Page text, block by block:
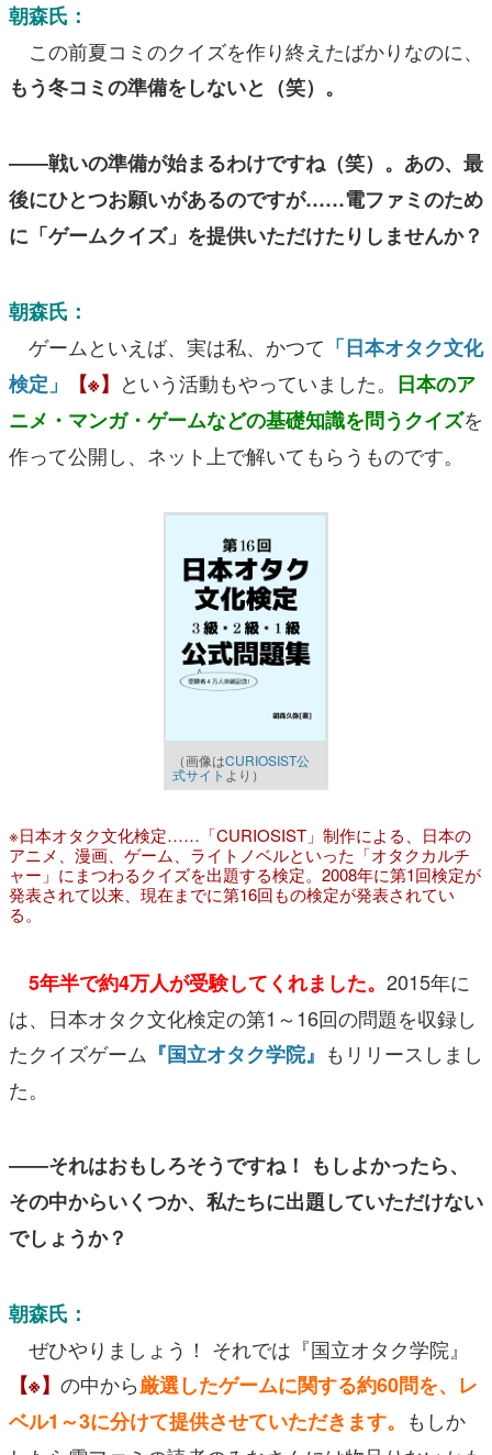
朝森氏：
この前夏コミのクイズを作り終えたばかりなのに、
もう冬コミの準備をしないと（笑）。
――戦いの準備が始まるわけですね（笑）。あの、最
後にひとつお願いがあるのですが……電ファミのため
に「ゲームクイズ」を提供いただけたりしませんか？
朝森氏：
ゲームといえば、実は私、かつて 「日本オタク文化
検定」
【※】 という活動もやっていました。 日本のア
ニメ・マンガ・ゲームなどの基礎知識を問うクイズを
作って公開し、ネット上で解いてもらうものです。
（画像はCURIOSIST公
式サイト より）
※日本オタク文化検定……「CURIOSIST」制作による、日本の
アニメ、漫画、ゲーム、ライトノベルといった「オタクカルチ
ャー」にまつわるクイズを出題する検定。2008年に第1回検定が
発表されて以来、現在までに第16回もの検定が発表されてい
る。
5年半で約4万人が受験してくれました。 2015年に
は、日本オタク文化検定の第1～16回の問題を収録し
たクイズゲーム 『国立オタク学院』 もリリースしまし
た。
――それはおもしろそうですね！ もしよかったら、
その中からいくつか、私たちに出題していただけない
でしょうか？
朝森氏：
ぜひやりましょう！ それでは『国立オタク学院』
【※】 の中から厳選したゲームに関する約60問を、レ
ベル1～3に分けて提供させていただきます。 もしか